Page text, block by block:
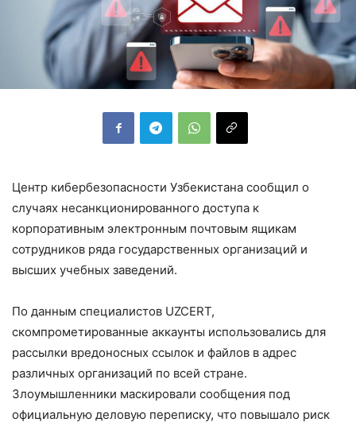
Центр кибербезопасности Узбекистана сообщил о
случаях несанкционированного доступа к
корпоративным электронным почтовым ящикам
сотрудников ряда государственных организаций и
высших учебных заведений.
По данным специалистов UZCERT,
скомпрометированные аккаунты использовались для
рассылки вредоносных ссылок и файлов в адрес
различных организаций по всей стране.
Злоумышленники маскировали сообщения под
официальную деловую переписку, что повышало риск